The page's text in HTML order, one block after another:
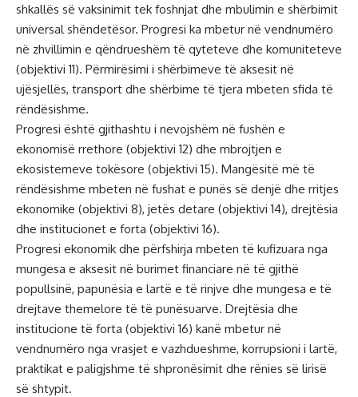
shkallës së vaksinimit tek foshnjat dhe mbulimin e shërbimit
universal shëndetësor. Progresi ka mbetur në vendnumëro
në zhvillimin e qëndrueshëm të qyteteve dhe komuniteteve
(objektivi 11). Përmirësimi i shërbimeve të aksesit në
ujësjellës, transport dhe shërbime të tjera mbeten sfida të
rëndësishme.
Progresi është gjithashtu i nevojshëm në fushën e
ekonomisë rrethore (objektivi 12) dhe mbrojtjen e
ekosistemeve tokësore (objektivi 15). Mangësitë më të
rëndësishme mbeten në fushat e punës së denjë dhe rritjes
ekonomike (objektivi 8), jetës detare (objektivi 14), drejtësia
dhe institucionet e forta (objektivi 16).
Progresi ekonomik dhe përfshirja mbeten të kufizuara nga
mungesa e aksesit në burimet financiare në të gjithë
popullsinë, papunësia e lartë e të rinjve dhe mungesa e të
drejtave themelore të të punësuarve. Drejtësia dhe
institucione të forta (objektivi 16) kanë mbetur në
vendnumëro nga vrasjet e vazhdueshme, korrupsioni i lartë,
praktikat e paligjshme të shpronësimit dhe rënies së lirisë
së shtypit.